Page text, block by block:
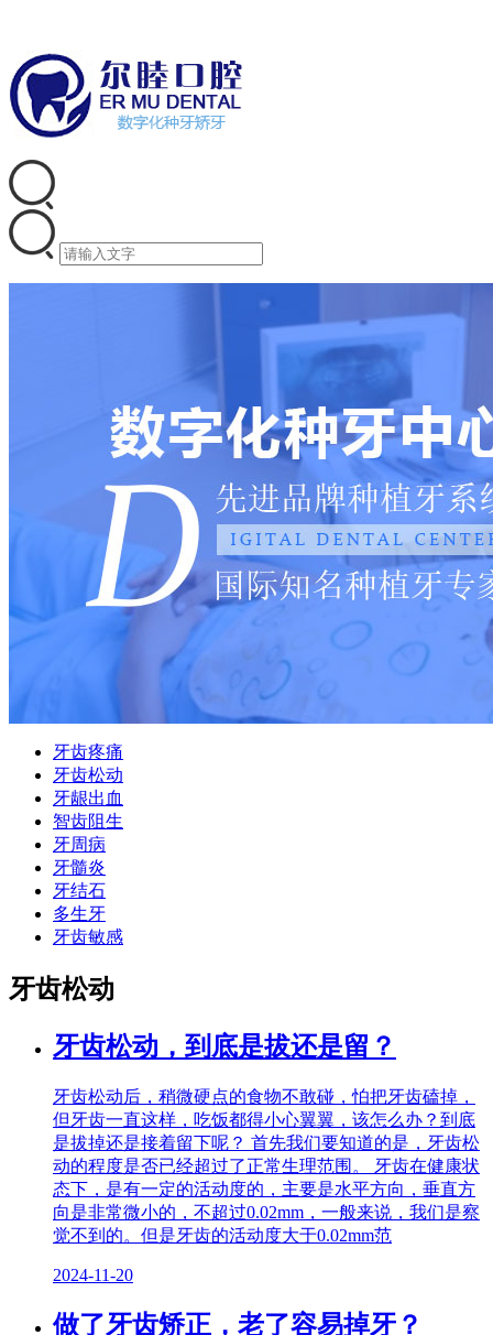
牙齿疼痛
牙齿松动
牙龈出血
智齿阻生
牙周病
牙髓炎
牙结石
多生牙
牙齿敏感
牙齿松动
牙齿松动，到底是拔还是留？
牙齿松动后，稍微硬点的食物不敢碰，怕把牙齿磕掉，
但牙齿一直这样，吃饭都得小心翼翼，该怎么办？到底
是拔掉还是接着留下呢？ 首先我们要知道的是，牙齿松
动的程度是否已经超过了正常生理范围。 牙齿在健康状
态下，是有一定的活动度的，主要是水平方向，垂直方
向是非常微小的，不超过0.02mm，一般来说，我们是察
觉不到的。但是牙齿的活动度大于0.02mm范
2024-11-20
做了牙齿矫正，老了容易掉牙？